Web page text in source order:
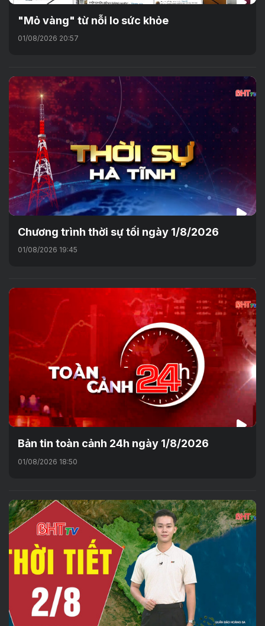
"Mỏ vàng" từ nỗi lo sức khỏe
01/08/2026 20:57
Chương trình thời sự tối ngày 1/8/2026
01/08/2026 19:45
Bản tin toàn cảnh 24h ngày 1/8/2026
01/08/2026 18:50